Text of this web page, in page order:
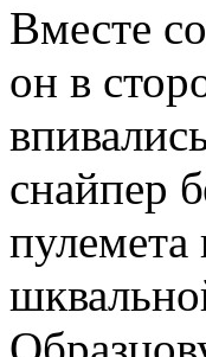
Вместе
он в
снайпер